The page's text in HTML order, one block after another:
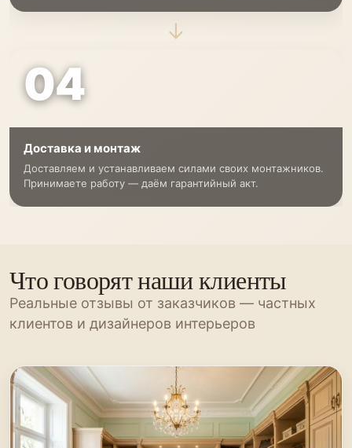
→
04
Доставка и монтаж
Доставляем и устанавливаем силами своих монтажников.
Принимаете работу — даём гарантийный акт.
Что говорят наши клиенты
Реальные отзывы от заказчиков — частных
клиентов и дизайнеров интерьеров